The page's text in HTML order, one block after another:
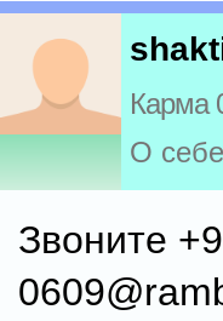
Карма
О себе
Звоните